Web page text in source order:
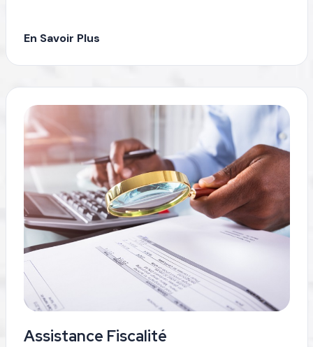
En Savoir Plus
Assistance Fiscalité